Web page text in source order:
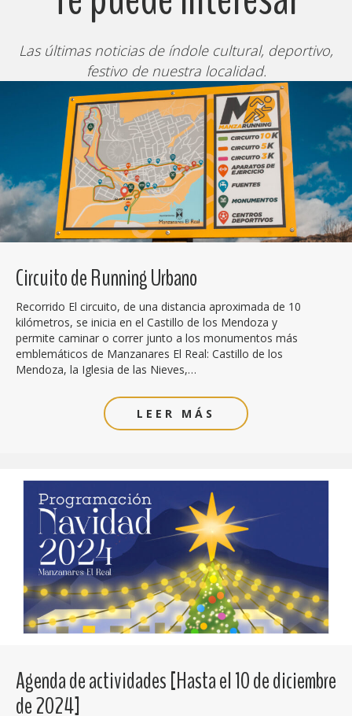
Las últimas noticias de índole cultural, deportivo,
festivo de nuestra localidad.
Circuito de Running Urbano
Recorrido El circuito, de una distancia aproximada de 10
kilómetros, se inicia en el Castillo de los Mendoza y
permite caminar o correr junto a los monumentos más
emblemáticos de Manzanares El Real: Castillo de los
Mendoza, la Iglesia de las Nieves,…
LEER MÁS
Agenda de actividades [Hasta el 10 de diciembre
de 2024]